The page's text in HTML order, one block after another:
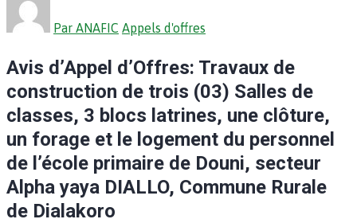
Par ANAFIC Appels d'offres
Avis d’Appel d’Offres: Travaux de
construction de trois (03) Salles de
classes, 3 blocs latrines, une clôture,
un forage et le logement du personnel
de l’école primaire de Douni, secteur
Alpha yaya DIALLO, Commune Rurale
de Dialakoro